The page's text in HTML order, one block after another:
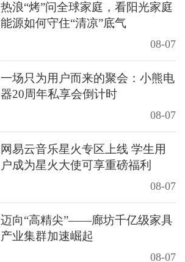
热浪“烤”问全球家庭，看阳光家庭
能源如何守住“清凉”底气
08-07
一场只为用户而来的聚会：小熊电
器20周年私享会倒计时
08-07
网易云音乐星火专区上线 学生用
户成为星火大使可享重磅福利
08-07
迈向“高精尖”——廊坊千亿级家具
产业集群加速崛起
08-07